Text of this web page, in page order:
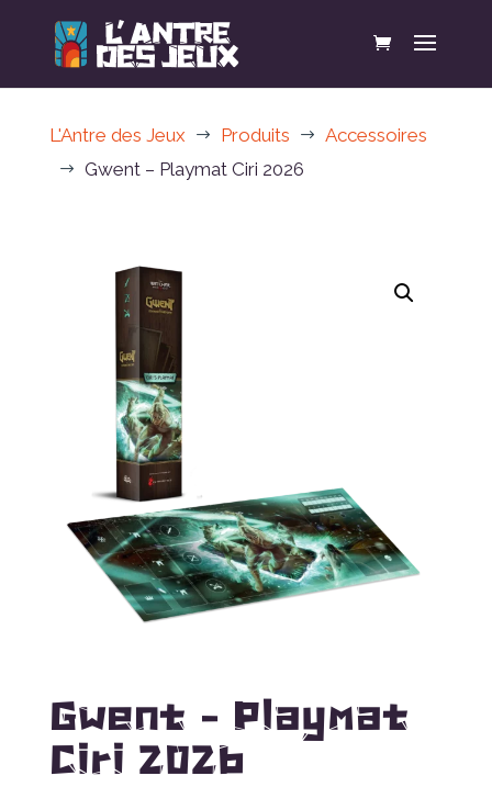
L'Antre des Jeux $ Produits $ Accessoires
$ Gwent – Playmat Ciri 2026
Gwent – Playmat
Ciri 2026